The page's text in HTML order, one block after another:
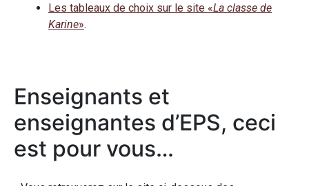
Les tableaux de choix sur le site «La classe de
Karine».
Enseignants et
enseignantes d’EPS, ceci
est pour vous…